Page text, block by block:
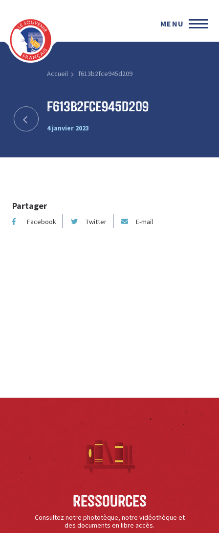
MENU
Accueil f613b2fce945d209
f613b2fce945d209
4 janvier 2023
Partager
Facebook Twitter E-mail
Ressources
Consultez notre phototèque, notre vidéothèque et
des documents en libre accès.